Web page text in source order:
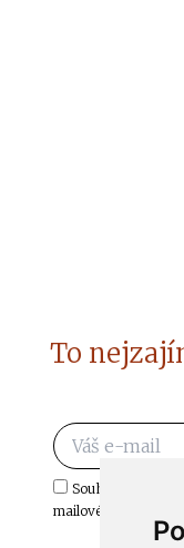
To
Souhlasím s
mailové schránky.